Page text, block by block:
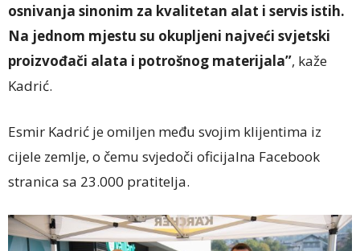
osnivanja sinonim za kvalitetan alat i servis istih.
Na jednom mjestu su okupljeni najveći svjetski
proizvođači alata i potrošnog materijala”, kaže
Kadrić.
Esmir Kadrić je omiljen među svojim klijentima iz
cijele zemlje, o čemu svjedoči oficijalna Facebook
stranica sa 23.000 pratitelja.